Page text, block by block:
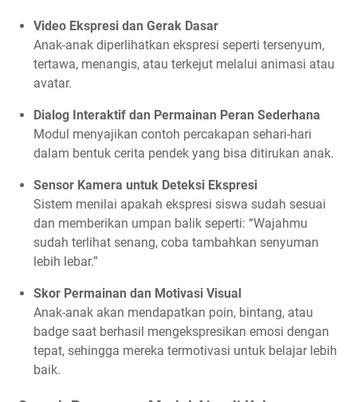
Video Ekspresi dan Gerak Dasar
Anak-anak diperlihatkan ekspresi seperti tersenyum,
tertawa, menangis, atau terkejut melalui animasi atau
avatar.
Dialog Interaktif dan Permainan Peran Sederhana
Modul menyajikan contoh percakapan sehari-hari
dalam bentuk cerita pendek yang bisa ditirukan anak.
Sensor Kamera untuk Deteksi Ekspresi
Sistem menilai apakah ekspresi siswa sudah sesuai
dan memberikan umpan balik seperti: “Wajahmu
sudah terlihat senang, coba tambahkan senyuman
lebih lebar.”
Skor Permainan dan Motivasi Visual
Anak-anak akan mendapatkan poin, bintang, atau
badge saat berhasil mengekspresikan emosi dengan
tepat, sehingga mereka termotivasi untuk belajar lebih
baik.